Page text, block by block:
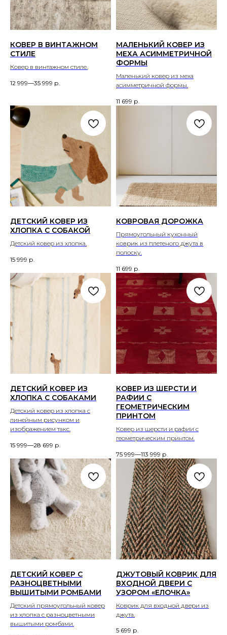
КОВЕР В ВИНТАЖНОМ
СТИЛЕ
Ковер в винтажном стиле.
12 999—35 999 р.
МАЛЕНЬКИЙ КОВЕР ИЗ
МЕХА АСИММЕТРИЧНОЙ
ФОРМЫ
Маленький ковер из меха
асимметричной формы.
11 699 р.
ДЕТСКИЙ КОВЕР ИЗ
ХЛОПКА С СОБАКОЙ
Детский ковер из хлопка.
15 999 р.
КОВРОВАЯ ДОРОЖКА
Прямоугольный кухонный
коврик из плетеного джута в
полоску.
11 699 р.
ДЕТСКИЙ КОВЕР ИЗ
ХЛОПКА С СОБАКАМИ
Детский ковер из хлопка с
линейным рисунком и
изображением такс.
15 999—28 699 р.
КОВЕР ИЗ ШЕРСТИ И
РАФИИ С
ГЕОМЕТРИЧЕСКИМ
ПРИНТОМ
Ковер из шерсти и рафии с
геометрическим принтом.
75 999—113 999 р.
ДЕТСКИЙ КОВЕР С
РАЗНОЦВЕТНЫМИ
ВЫШИТЫМИ РОМБАМИ
Детский прямоугольный ковер
из хлопка с разноцветными
вышитыми ромбами.
ДЖУТОВЫЙ КОВРИК ДЛЯ
ВХОДНОЙ ДВЕРИ С
УЗОРОМ «ЕЛОЧКА»
Коврик для входной двери из
джута.
5 699 р.